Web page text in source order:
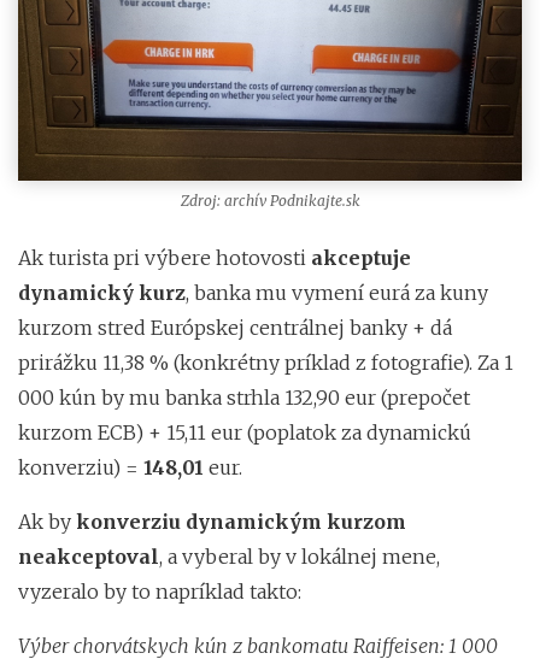
Zdroj: archív Podnikajte.sk
Ak turista pri výbere hotovosti akceptuje
dynamický kurz, banka mu vymení eurá za kuny
kurzom stred Európskej centrálnej banky + dá
prirážku 11,38 % (konkrétny príklad z fotografie). Za 1
000 kún by mu banka strhla 132,90 eur (prepočet
kurzom ECB) + 15,11 eur (poplatok za dynamickú
konverziu) = 148,01 eur.
Ak by konverziu dynamickým kurzom
neakceptoval, a vyberal by v lokálnej mene,
vyzeralo by to napríklad takto:
Výber chorvátskych kún z bankomatu Raiffeisen: 1 000